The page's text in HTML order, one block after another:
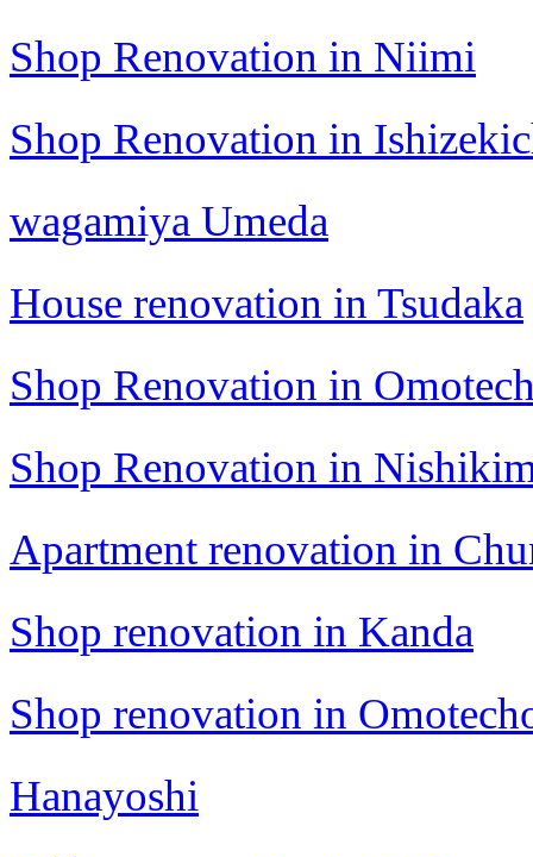
Shop Renovation in Niimi
Shop Renovation in
wagamiya Umeda
House renovation in Tsudaka
Shop Renovation in
Shop Renovation in
Apartment renovation in
Shop renovation in Kanda
Shop renovation in
Hanayoshi